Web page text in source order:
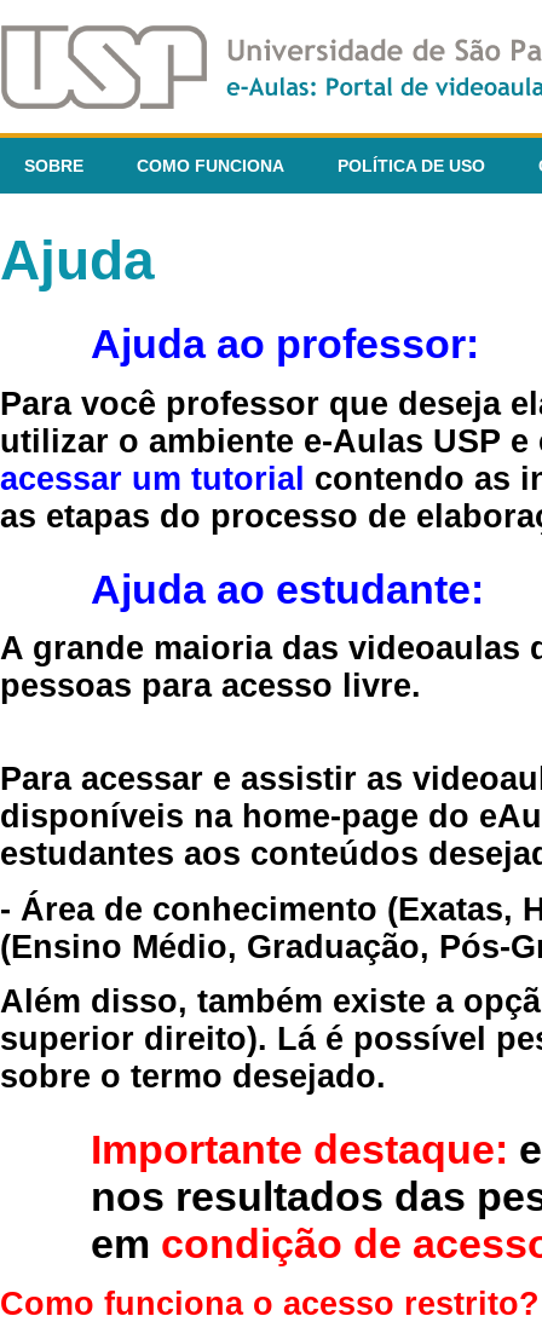
SOBRE COMO FUNCIONA POLÍTICA DE USO
Ajuda
Ajuda ao professor:
Para você professor que deseja
utilizar o ambiente e-Aulas USP
acessar um tutorial contendo as
as etapas do processo de
Ajuda ao estudante:
A grande maioria das videoaulas
pessoas para acesso livre.
Para acessar e assistir as
disponíveis na home-page do
estudantes aos conteúdos
- Área de conhecimento (Exatas,
(Ensino Médio, Graduação, Pós-
Além disso, também existe a
superior direito). Lá é possível
sobre o termo desejado.
Importante destaque:
nos resultados das
em condição de
Como funciona o acesso restrito?